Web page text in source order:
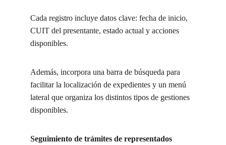
Cada registro incluye datos clave: fecha de inicio,
CUIT del presentante, estado actual y acciones
disponibles.
Además, incorpora una barra de búsqueda para
facilitar la localización de expedientes y un menú
lateral que organiza los distintos tipos de gestiones
disponibles.
Seguimiento de trámites de representados